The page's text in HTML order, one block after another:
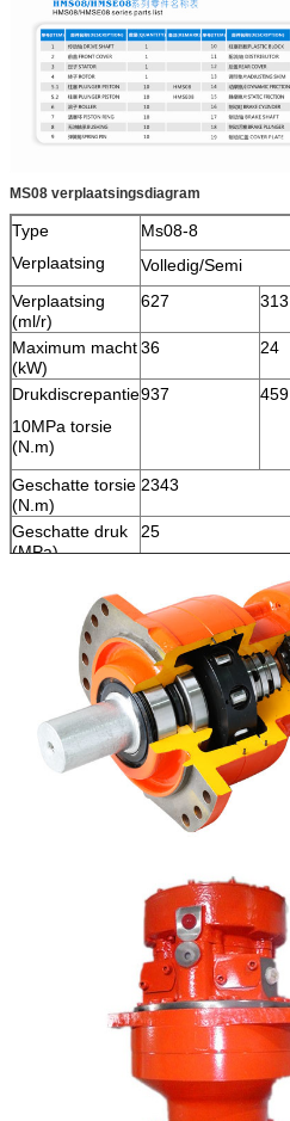
MS08 verplaatsingsdiagram
Type
Verplaatsing
Ms08-8
Volledig/Semi
Verplaatsing
(ml/r)
627 313
Maximum macht
(kW)
36 24
Drukdiscrepantie
10MPa torsie
(N.m)
937 459
Geschatte torsie
(N.m)
2343
Geschatte druk
(MPa)
25
Geschatte
snelheid (r/min)
70
Snelheidswaaier 0-170